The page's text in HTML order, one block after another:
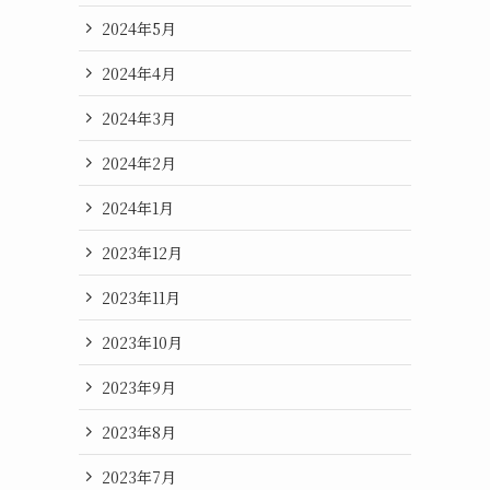
2024年5月
2024年4月
2024年3月
2024年2月
2024年1月
2023年12月
2023年11月
2023年10月
2023年9月
2023年8月
2023年7月